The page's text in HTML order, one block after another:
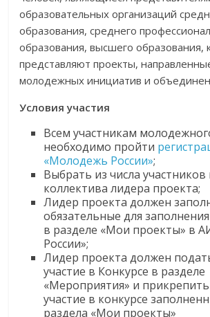
образовательных организаций
образования, среднего
образования, высшего образования,
представляют проекты,
молодежных инициатив и
Условия участия
Всем участникам
необходимо пройти
«Молодежь России»;
Выбрать из числа
коллектива лидера проекта;
Лидер проекта должен
обязательные для
в разделе «Мои проекты» в
России»;
Лидер проекта должен
участие в Конкурсе в разделе
«Мероприятия» и прикрепить
участие в конкурсе
раздела «Мои проекты»